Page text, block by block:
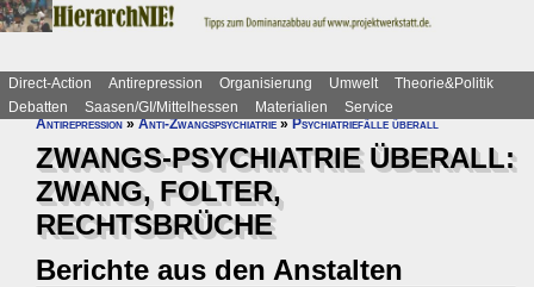
Direct-Action Antirepression Organisierung Umwelt
Theorie&Politik
Debatten
Saasen/GI/Mittelhessen Materialien
Service
Antirepression»Anti-Zwangspsychiatrie»Psychiatriefälle überall
ZWANGS-PSYCHIATRIE ÜBERALL:
ZWANG, FOLTER,
RECHTSBRÜCHE
Berichte aus den Anstalten